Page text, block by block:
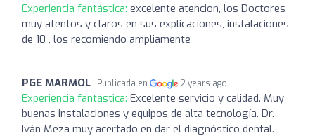
Experiencia fantástica: excelente atencion, los Doctores
muy atentos y claros en sus explicaciones, instalaciones
de 10 , los recomiendo ampliamente
PGE MARMOL Publicada en 2 years ago
Experiencia fantástica: Excelente servicio y calidad. Muy
buenas instalaciones y equipos de alta tecnología. Dr.
Iván Meza muy acertado en dar el diagnóstico dental.